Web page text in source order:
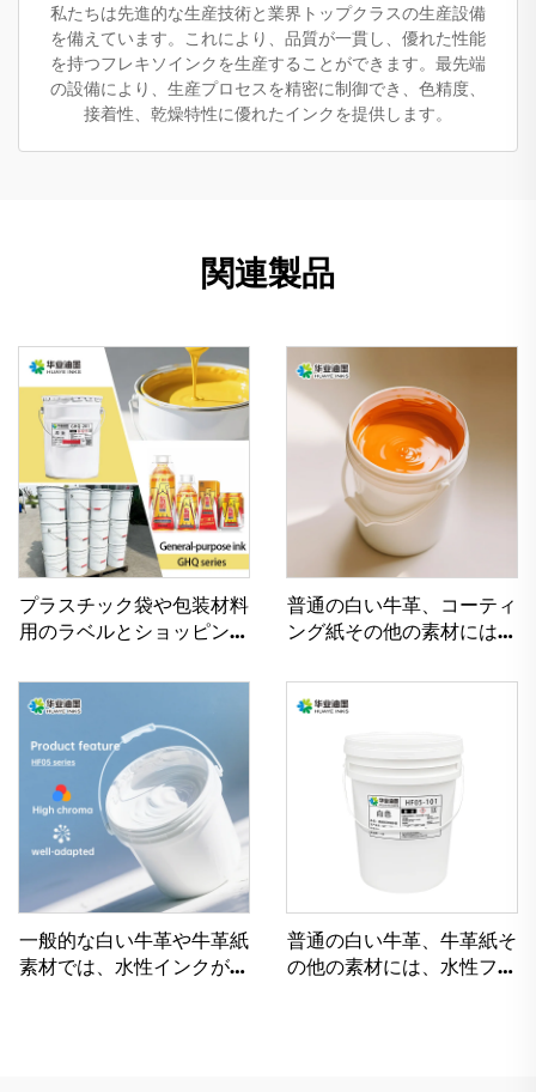
私たちは先進的な生産技術と業界トップクラスの生産設備
を備えています。これにより、品質が一貫し、優れた性能
を持つフレキソインクを生産することができます。最先端
の設備により、生産プロセスを精密に制御でき、色精度、
接着性、乾燥特性に優れたインクを提供します。
関連製品
プラスチック袋や包装材料
用のラベルとショッピング
ルベントインク
普通の白い牛革、コーティ
ング紙その他の素材には、
用水性インクが使用可能で
一般的な白い牛革や牛革紙
素材では、水性インクが非
普通の白い牛革、牛革紙そ
の他の素材には、水性フレ